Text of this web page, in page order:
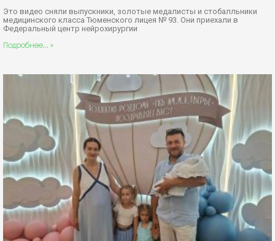
Это видео сняли выпускники, золотые медалисты и стобалльники
медицинского класса Тюменского лицея № 93. Они приехали в
Федеральный центр нейрохирургии
Подробнее... »